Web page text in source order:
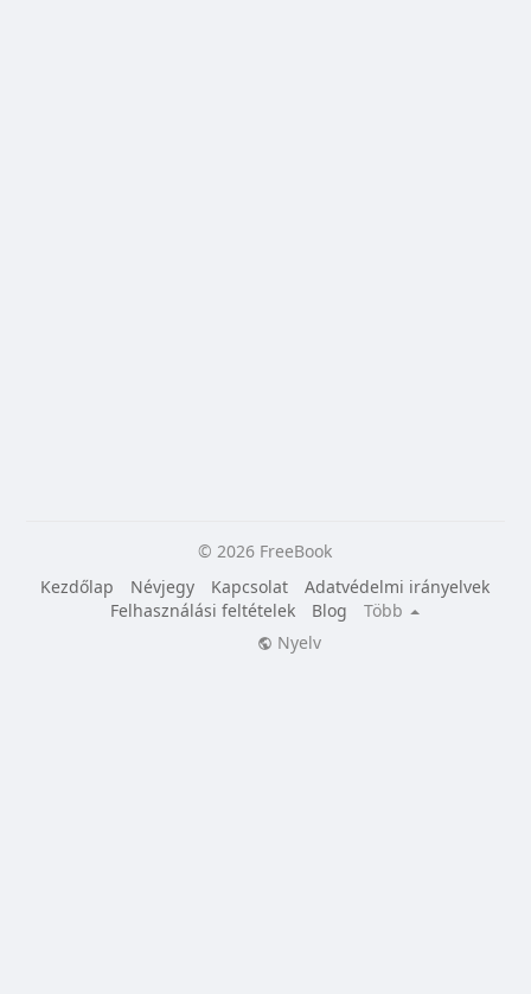
© 2026 FreeBook
Kezdőlap
Névjegy Kapcsolat
Adatvédelmi irányelvek
Felhasználási feltételek
Blog
Több
Nyelv